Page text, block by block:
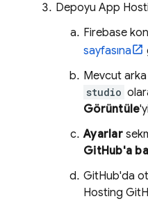
Depoyu App
Firebase
sayfasına
Mevcut
studio
Görüntüle
Ayarlar
GitHub'a
GitHub'da
Hosting